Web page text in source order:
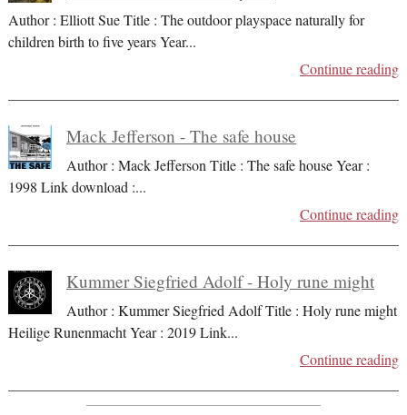
Author : Elliott Sue Title : The outdoor playspace naturally for
children birth to five years Year...
Continue reading
Mack Jefferson - The safe house
Author : Mack Jefferson Title : The safe house Year :
1998 Link download :...
Continue reading
Kummer Siegfried Adolf - Holy rune might
Author : Kummer Siegfried Adolf Title : Holy rune might
Heilige Runenmacht Year : 2019 Link...
Continue reading